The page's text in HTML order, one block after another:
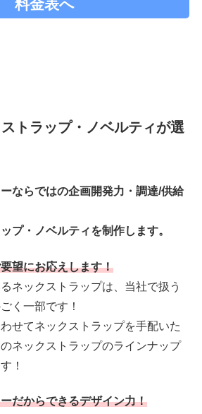
料金表へ
トラップ・ノベルティが選
ならではの企画開発力・調達/供給
プ・ノベルティを制作します。
望にお応えします！
ネックストラップは、当社で扱う
く一部です！
せてネックストラップを手配いた
ネックストラップのラインナップ
！
だからできるデザイン力！